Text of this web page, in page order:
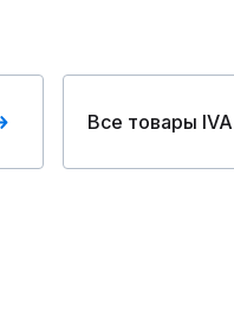
Все товары IVA